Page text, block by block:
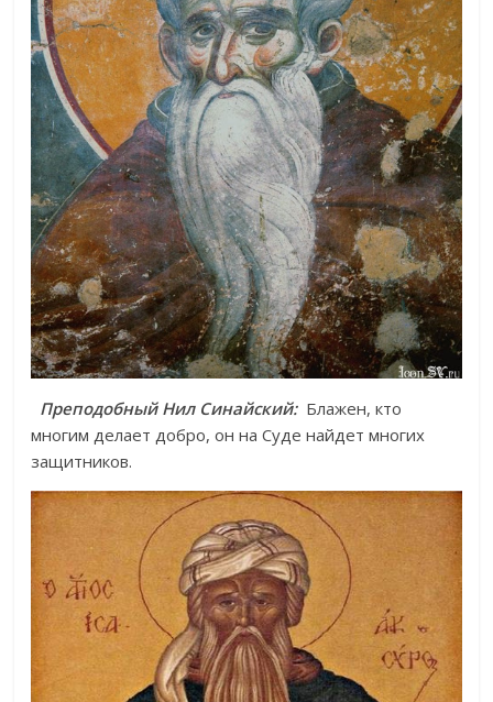
Преподобный Нил Синайский:Блажен, кто
многим делает добро, он на Суде найдет многих
защитников.